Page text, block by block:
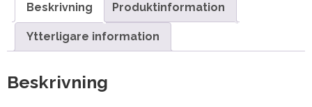
Beskrivning Produktinformation
Ytterligare information
Beskrivning